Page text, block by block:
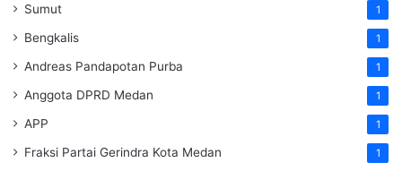
Sumut 1
Bengkalis 1
Andreas Pandapotan Purba 1
Anggota DPRD Medan 1
APP 1
Fraksi Partai Gerindra Kota Medan 1